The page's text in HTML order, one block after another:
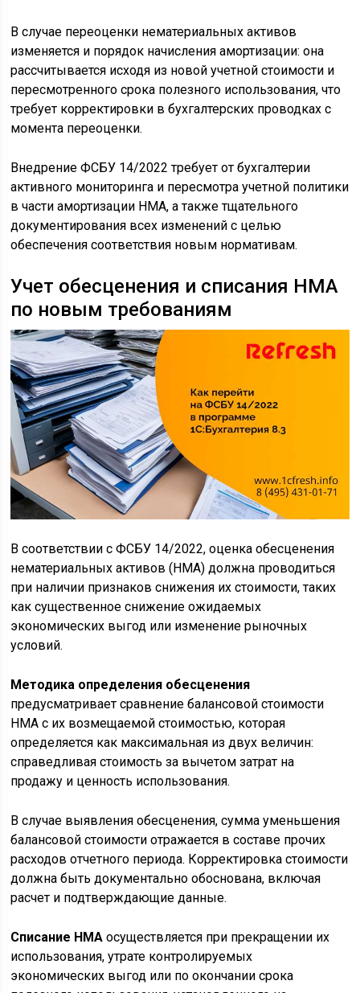
В случае переоценки нематериальных активов
изменяется и порядок начисления амортизации: она
рассчитывается исходя из новой учетной стоимости и
пересмотренного срока полезного использования, что
требует корректировки в бухгалтерских проводках с
момента переоценки.
Внедрение ФСБУ 14/2022 требует от бухгалтерии
активного мониторинга и пересмотра учетной политики
в части амортизации НМА, а также тщательного
документирования всех изменений с целью
обеспечения соответствия новым нормативам.
Учет обесценения и списания НМА
по новым требованиям
В соответствии с ФСБУ 14/2022, оценка обесценения
нематериальных активов (НМА) должна проводиться
при наличии признаков снижения их стоимости, таких
как существенное снижение ожидаемых
экономических выгод или изменение рыночных
условий.
Методика определения обесценения
предусматривает сравнение балансовой стоимости
НМА с их возмещаемой стоимостью, которая
определяется как максимальная из двух величин:
справедливая стоимость за вычетом затрат на
продажу и ценность использования.
В случае выявления обесценения, сумма уменьшения
балансовой стоимости отражается в составе прочих
расходов отчетного периода. Корректировка стоимости
должна быть документально обоснована, включая
расчет и подтверждающие данные.
Списание НМА осуществляется при прекращении их
использования, утрате контролируемых
экономических выгод или по окончании срока